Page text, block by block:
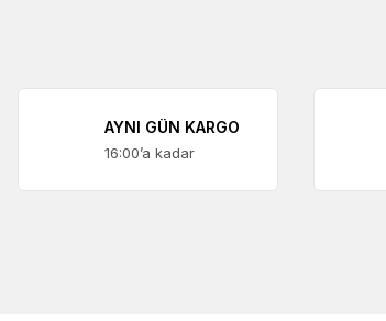
AYNI GÜN KARGO
16:00’a kadar